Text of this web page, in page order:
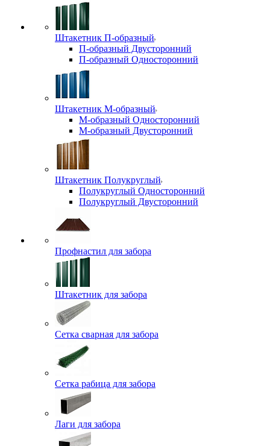
Штакетник П-образный
П-образный Двусторонний
П-образный Односторонний
Штакетник М-образный
М-образный Односторонний
М-образный Двусторонний
Штакетник Полукруглый
Полукруглый Односторонний
Полукруглый Двусторонний
Профнастил для забора
Штакетник для забора
Сетка сварная для забора
Сетка рабица для забора
Лаги для забора